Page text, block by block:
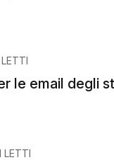
le email degli
LETTI